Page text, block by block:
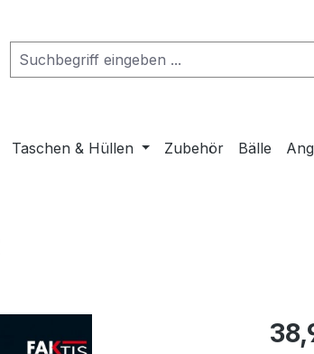
Taschen & Hüllen Zubehör Bälle